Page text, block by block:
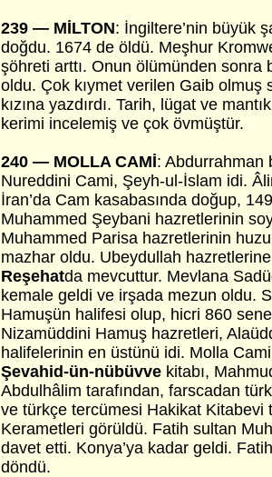
239 — MİLTON: İngiltere’nin büyük
doğdu. 1674 de öldü. Meşhur
şöhreti arttı. Onun ölümünden
oldu. Çok kıymet verilen Gaib olmuş
kızına yazdırdı. Tarih, lügat ve
kerimi incelemiş ve çok övmüştür.
240 — MOLLA CAMİ: Abdurrahman
Nureddini Cami, Şeyh-ul-İslam idi.
İran’da Cam kasabasında doğup,
Muhammed Şeybani hazretlerinin
Muhammed Parisa hazretlerinin
mazhar oldu. Ubeydullah
Reşehatda mevcuttur. Mevlana
kemale geldi ve irşada mezun oldu.
Hamuşün halifesi olup, hicri 860
Nizamüddini Hamuş hazretleri,
halifelerinin en üstünü idi. Molla
Şevahid-ün-nübüvve kitabı,
Abdulhâlim tarafından, farscadan
ve türkçe tercümesi Hakikat Kitabevi
Kerametleri görüldü. Fatih sultan
davet etti. Konya’ya kadar geldi.
döndü.